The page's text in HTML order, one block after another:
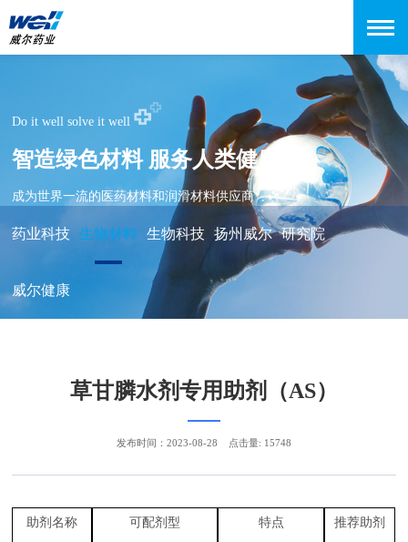
Do it well solve it well
智造绿色材料 服务人类健康
成为世界一流的医药材料和润滑材料供应商
药业科技 生物材料 生物科技 扬州威尔 研究院
威尔健康
草甘膦水剂专用助剂（AS）
助剂名称 可配剂型 特点 推荐助剂